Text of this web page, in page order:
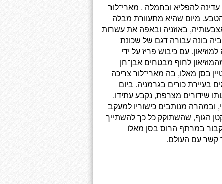
להפליא ובחמלה . מארי־לור
הטבע. מיום שהיא מתעוורת מבלה
באוזניה ובאפה את עשרות
בונה עבורה דגם של שכונת
עם כיבוש פריז על ידי
מהמוזיאון לחוף מבטחים אבן־חן
בסן מאלו, בה מארי־לור צריכה
בעיירת כורים בגרמניה. ביום
שידורים מצרפת, נקבע עתידו.
מנותבים כישוריו למעקב
הגוף, שהשתוקק כל כך להשתייך
ההיטלראית האדירה, מוצא עצמו באוגוסט 1944 קבור במרתף הרוס בסן מאלו
קשר עם העולם.